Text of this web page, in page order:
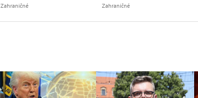
Zahraničné Zahraničné